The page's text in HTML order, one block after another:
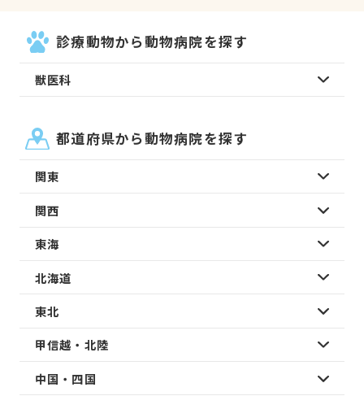
診療動物から動物病院を探す
獣医科
都道府県から動物病院を探す
関東
関西
東海
北海道
東北
甲信越・北陸
中国・四国